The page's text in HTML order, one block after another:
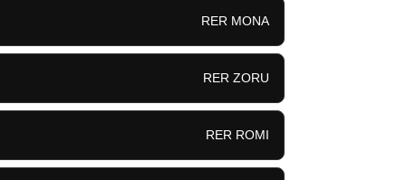
RER MONA
RER ZORU
RER ROMI